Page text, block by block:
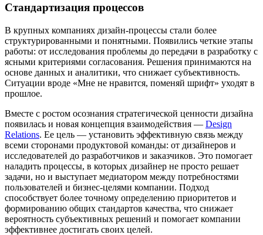
Стандартизация процессов
В крупных компаниях дизайн-процессы стали более
структурированными и понятными. Появились четкие этапы
работы: от исследования проблемы до передачи в разработку с
ясными критериями согласования. Решения принимаются на
основе данных и аналитики, что снижает субъективность.
Ситуации вроде «Мне не нравится, поменяй шрифт» уходят в
прошлое.
Вместе с ростом осознания стратегической ценности дизайна
появилась и новая концепция взаимодействия — Design
Relations. Ее цель — установить эффективную связь между
всеми сторонами продуктовой команды: от дизайнеров и
исследователей до разработчиков и заказчиков. Это помогает
наладить процессы, в которых дизайнер не просто решает
задачи, но и выступает медиатором между потребностями
пользователей и бизнес-целями компании. Подход
способствует более точному определению приоритетов и
формированию общих стандартов качества, что снижает
вероятность субъективных решений и помогает компании
эффективнее достигать своих целей.